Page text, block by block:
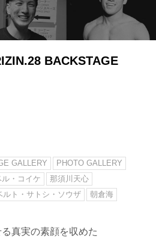
BACKSTAGE
GALLERY
PHOTO GALLERY
ル・コイケ
那須川天心
ルト・サトシ・ソウザ 朝倉海
真実の素顔を収めた